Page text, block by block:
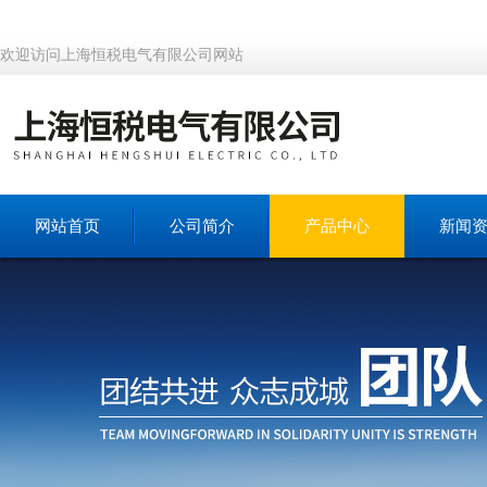
欢迎访问上海恒税电气有限公司网站
网站首页 公司简介 产品中心 新闻